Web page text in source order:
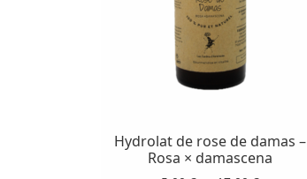
Hydrolat de rose de damas –
Rosa × damascena
Ce
produit
a
variations.
Les